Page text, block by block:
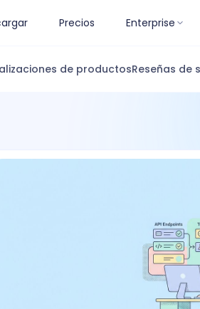
Precios Enterprise
de productosReseñas de